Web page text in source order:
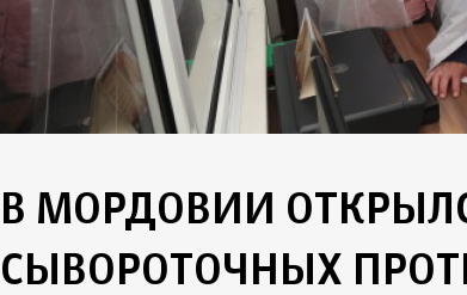
В МОРДОВИИ
СЫВОРОТОЧНЫХ